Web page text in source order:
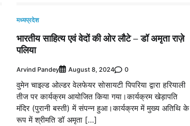
मध्यप्रदेश
भारतीय साहित्य एवं वेदों की ओर लौटे – डॉ अमृता राज़े
पलिया
Arvind Pandey August 8, 2024 0
वुमेन चाइल्ड ओल्डर वेलफेयर सोसायटी पिपरिया द्वारा हरियाली
तीज पर कार्यक्रम आयोजित किया गया।कार्यक्रम खेड़ापति
मंदिर (पुरानी बस्ती) में संपन्न हुआ।कार्यक्रम में मुख्य अतिथि के
रूप में श्रीमति डॉ अमृता […]